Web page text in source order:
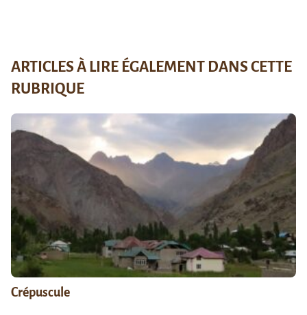
ARTICLES À LIRE ÉGALEMENT DANS CETTE
RUBRIQUE
Crépuscule